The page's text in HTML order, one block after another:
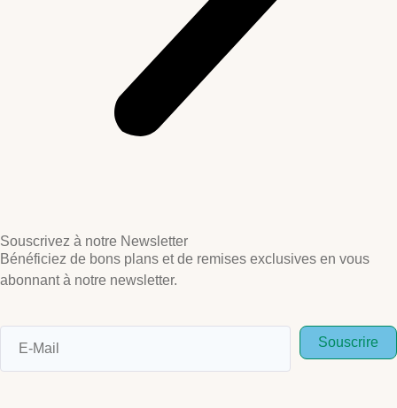
Souscrivez à notre Newsletter
Bénéficiez de bons plans et de remises exclusives en vous
abonnant à notre newsletter.
Souscrire